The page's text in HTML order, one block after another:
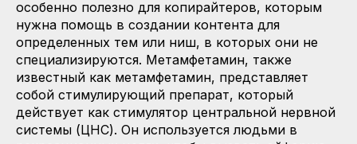
особенно полезно для копирайтеров, которым
нужна помощь в создании контента для
определенных тем или ниш, в которых они не
специализируются. Метамфетамин, также
известный как метамфетамин, представляет
собой стимулирующий препарат, который
действует как стимулятор центральной нервной
системы (ЦНС). Он используется людьми в